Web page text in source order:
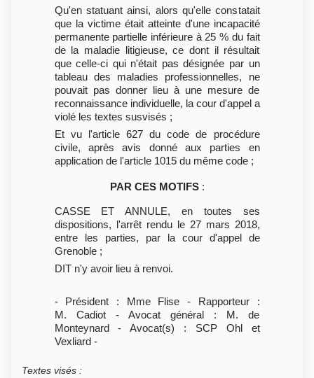
Qu'en statuant ainsi, alors qu'elle constatait
que la victime était atteinte d'une incapacité
permanente partielle inférieure à 25 % du fait
de la maladie litigieuse, ce dont il résultait
que celle-ci qui n'était pas désignée par un
tableau des maladies professionnelles, ne
pouvait pas donner lieu à une mesure de
reconnaissance individuelle, la cour d'appel a
violé les textes susvisés ;
Et vu l'article 627 du code de procédure
civile, après avis donné aux parties en
application de l'article 1015 du même code ;
PAR CES MOTIFS:
CASSE ET ANNULE, en toutes ses
dispositions, l'arrêt rendu le 27 mars 2018,
entre les parties, par la cour d'appel de
Grenoble ;
DIT n'y avoir lieu à renvoi.
- Président : Mme Flise - Rapporteur :
M. Cadiot - Avocat général : M. de
Monteynard - Avocat(s) : SCP Ohl et
Vexliard -
Textes visés :